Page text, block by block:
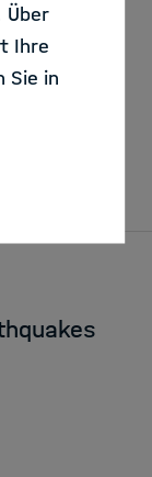
Ihre
Sie in